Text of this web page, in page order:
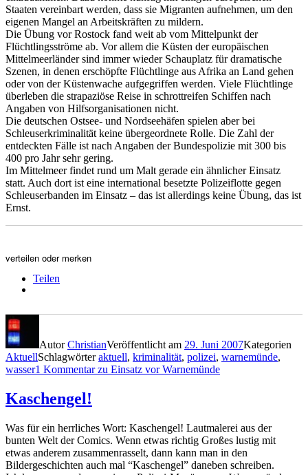
Staaten vereinbart werden, dass sie Migranten aufnehmen, um den
eigenen Mangel an Arbeitskräften zu mildern.
Die Übung vor Rostock fand weit ab vom Mittelpunkt der
Flüchtlingsströme ab. Vor allem die Küsten der europäischen
Mittelmeerländer sind immer wieder Schauplatz für dramatische
Szenen, in denen erschöpfte Flüchtlinge aus Afrika an Land gehen
oder von der Küstenwache aufgegriffen werden. Viele Flüchtlinge
überleben die strapaziöse Reise in schrottreifen Schiffen nach
Angaben von Hilfsorganisationen nicht.
Die deutschen Ostsee- und Nordseehäfen spielen aber bei
Schleuserkriminalität keine übergeordnete Rolle. Die Zahl der
entdeckten Fälle ist nach Angaben der Bundespolizie mit 300 bis
400 pro Jahr sehr gering.
Im Mittelmeer findet rund um Malt gerade ein ähnlicher Einsatz
statt. Auch dort ist eine international besetzte Polizeiflotte gegen
Schleuserbanden im Einsatz – das ist allerdings keine Übung, das ist
Ernst.
verteilen oder merken
Teilen
AutorChristianVeröffentlicht am 29. Juni 2007Kategorien
AktuellSchlagwörteraktuell, kriminalität, polizei, warnemünde,
wasser1 Kommentarzu Einsatz vor Warnemünde
Kaschengel!
Was für ein herrliches Wort: Kaschengel! Lautmalerei aus der
bunten Welt der Comics. Wenn etwas richtig Großes lustig mit
etwas anderem zusammenrasselt, dann kann man in den
Bildergeschichten auch mal “Kaschengel” daneben schreiben.